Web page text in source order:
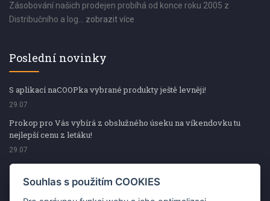
Zásobování našich prodejen probíhá od konce roku 2005 z
Distribučního a log... zobrazit více
Poslední novinky
S aplikací naCOOPka vybrané produkty ještě levněji!
29.07
Prokop pro Vás vybírá z obslužného úseku na víkendovku tu
nejlepší cenu z letáku!
29.07
Prokop pro Vás vybírá z obslužného úseku na víkendovku tu
nejlepší cenu z letáku!
Souhlas s použitím COOKIES